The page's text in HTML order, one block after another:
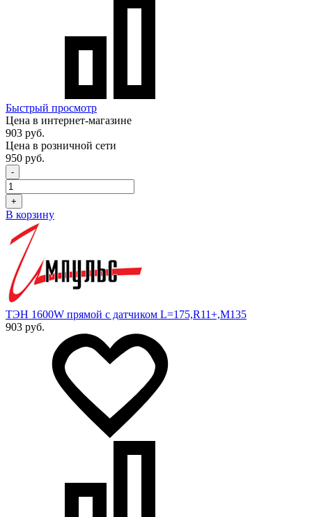
Быстрый просмотр
Цена в интернет-магазине
903 руб.
Цена в розничной сети
950 руб.
-
+
В корзину
ТЭН 1600W прямой с датчиком L=175,R11+,M135
903 руб.